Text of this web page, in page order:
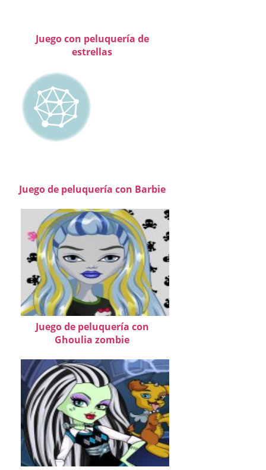
Juego con peluquería de
estrellas
Juego de peluquería con Barbie
Juego de peluquería con
Ghoulia zombie